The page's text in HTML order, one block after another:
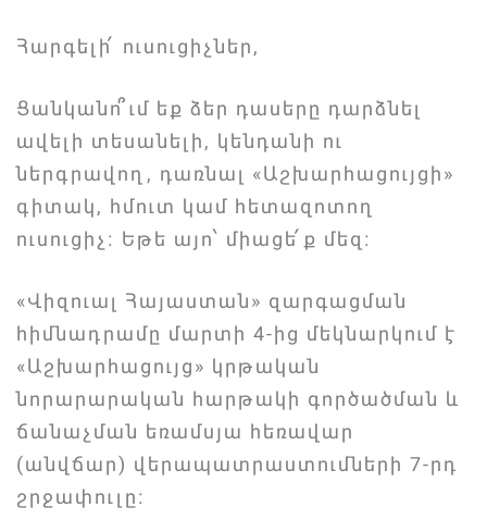
Հարգելի՛ ուսուցիչներ,
Ցանկանո՞ւմ եք ձեր դասերը դարձնել
ավելի տեսանելի, կենդանի ու
ներգրավող, դառնալ «Աշխարհացույցի»
գիտակ, հմուտ կամ հետազոտող
ուսուցիչ։ Եթե այո՝ միացե՛ք մեզ։
«Վիզուալ Հայաստան» զարգացման
հիմնադրամը մարտի 4-ից մեկնարկում է
«Աշխարհացույց» կրթական
նորարարական հարթակի գործածման և
ճանաչման եռամսյա հեռավար
(անվճար) վերապատրաստումների 7-րդ
շրջափուլը։